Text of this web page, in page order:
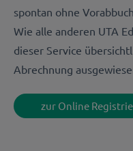
spontan ohne
Wie alle anderen UTA
dieser Service
Abrechnung
zur Online